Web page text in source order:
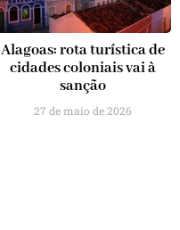
Alagoas: rota turística de
cidades coloniais vai à
sanção
27 de maio de 2026